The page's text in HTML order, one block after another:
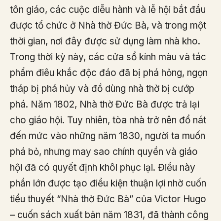
tôn giáo, các cuộc diễu hành và lễ hội bắt đầu
được tổ chức ở Nhà thờ Đức Bà, và trong một
thời gian, nơi đây được sử dụng làm nhà kho.
Trong thời kỳ này, các cửa sổ kính màu và tác
phẩm điêu khắc độc đáo đã bị phá hỏng, ngọn
tháp bị phá hủy và đồ dùng nhà thờ bị cướp
phá. Năm 1802, Nhà thờ Đức Bà được trả lại
cho giáo hội. Tuy nhiên, tòa nhà trở nên đổ nát
đến mức vào những năm 1830, người ta muốn
phá bỏ, nhưng may sao chính quyền và giáo
hội đã có quyết định khôi phục lại. Điều này
phần lớn được tạo điều kiện thuận lợi nhờ cuốn
tiểu thuyết “Nhà thờ Đức Bà” của Victor Hugo
– cuốn sách xuất bản năm 1831, đã thành công